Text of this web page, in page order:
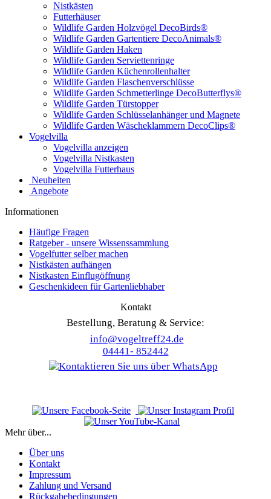
Nistkästen
Futterhäuser
Wildlife Garden Holzvögel DecoBirds®
Wildlife Garden Gartentiere DecoAnimals®
Wildlife Garden Haken
Wildlife Garden Serviettenringe
Wildlife Garden Küchenrollenhalter
Wildlife Garden Flaschenverschlüsse
Wildlife Garden Schmetterlinge DecoButterflys®
Wildlife Garden Türstopper
Wildlife Garden Schlüsselanhänger und Magnete
Wildlife Garden Wäscheklammern DecoClips®
Vogelvilla
Vogelvilla anzeigen
Vogelvilla Nistkasten
Vogelvilla Futterhaus
Neuheiten
Angebote
Informationen
Häufige Fragen
Ratgeber - unsere Wissenssammlung
Vogelfutter selber machen
Nistkästen aufhängen
Nistkasten Einflugöffnung
Geschenkideen für Gartenliebhaber
Kontakt
Bestellung, Beratung & Service:
info@vogeltreff24.de
04441- 852442
Mehr über...
Über uns
Kontakt
Impressum
Zahlung und Versand
Rückgabebedingungen